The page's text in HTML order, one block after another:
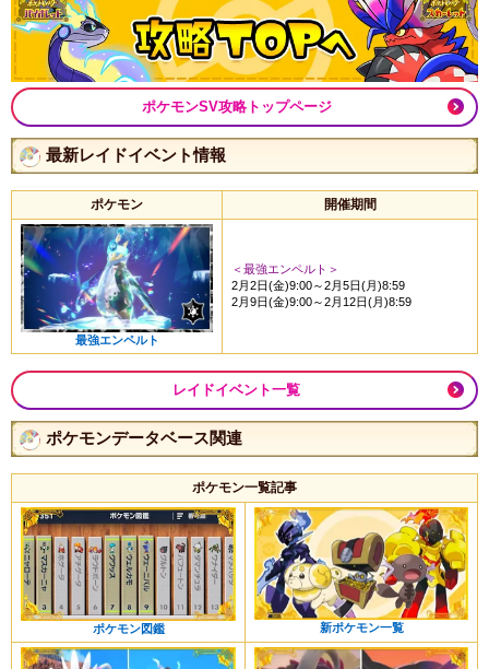
ポケモンSV攻略トップページ
最新レイドイベント情報
ポケモン 開催期間
最強エンペルト
＜最強エンペルト＞
2月2日(金)9:00～2月5日(月)8:59
2月9日(金)9:00～2月12日(月)8:59
レイドイベント一覧
ポケモンデータベース関連
ポケモン一覧記事
ポケモン図鑑 新ポケモン一覧